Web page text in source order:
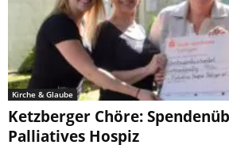
Kirche & Glaube
Ketzberger Chöre:
Palliatives Hospiz